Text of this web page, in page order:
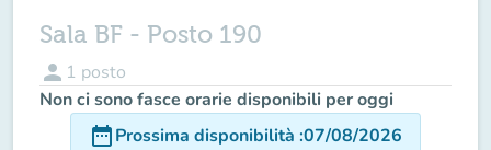
Sala BF - Posto 190
person 1 posto
Non ci sono fasce orarie disponibili per oggi
date_rangeProssima disponibilità :07/08/2026